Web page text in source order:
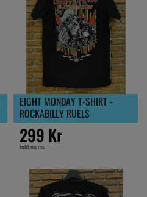
EIGHT MONDAY T-SHIRT -
ROCKABILLY RUELS
299 Kr
Inkl moms